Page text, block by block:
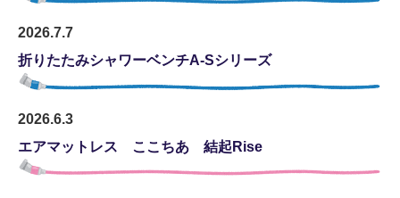
住宅改修
介護シューズ専用
2026.7.7
折りたたみシャワーベンチA-Sシリーズ
2026.6.3
エアマットレス ここちあ 結起Rise